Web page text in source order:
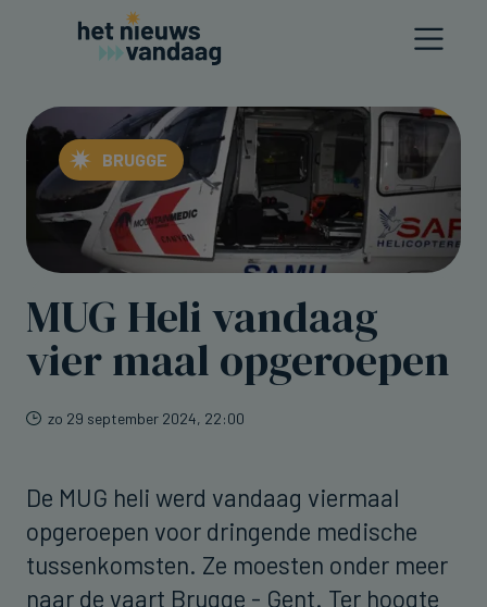
BRUGGE
MUG Heli vandaag
vier maal opgeroepen
zo 29 september 2024, 22:00
De MUG heli werd vandaag viermaal
opgeroepen voor dringende medische
tussenkomsten. Ze moesten onder meer
naar de vaart Brugge - Gent. Ter hoogte